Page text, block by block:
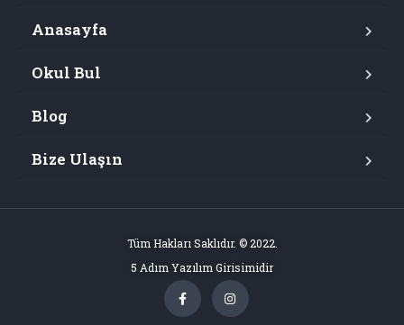
Anasayfa
Okul Bul
Blog
Bize Ulaşın
Tüm Hakları Saklıdır. © 2022.
5 Adım Yazılım Girisimidir